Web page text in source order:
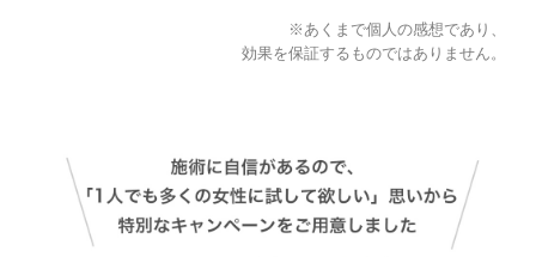
※あくまで個人の感想であり、
効果を保証するものではありません。